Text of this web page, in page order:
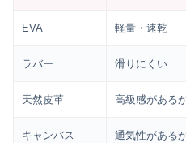
EVA 軽量・速乾
ラバー 滑りにくい
天然皮革 高級感がある
キャンバス 通気性がある